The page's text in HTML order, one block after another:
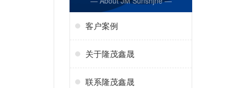
客户案例
关于隆茂鑫晟
联系隆茂鑫晟